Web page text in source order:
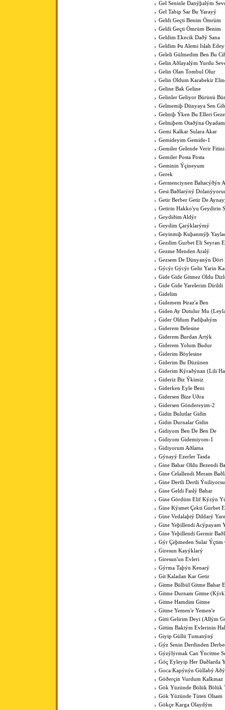
Gel Seninle Danýþalým
Gel Tabip Sar Bu Yarayý
Geldi Geçti Benim Ömrüm
Geldi Geçti Ömrüm Benim
Geldim Ekecik Daðý Sana
Geldim Þu Alemi Islah
Geleli Gülmedim Ben Bu
Gelin Aðlayalým Yurdu
Gelin Olan Tombul Olur
Gelin Oldum Karabekir
Geline Bak Geline
Gelinler Geliyor Bürünü
Gelmemiþ Dünyaya Sen
Gelmiþ Ýken Bu Elleri
Gelmiþem Otaðýna
Gemi Kalkar Sulara Akar
Gemideyim Gemide-1
Gemiler Gelende Verir Fitini
Gemiler Posta Posta
Geminin Ýçineyum
Gerek
Germenciynen Baltacýðýn
Gesi Baðlarýný
Getir Berber Getir De
Getirin Hakko'yu Geydirin
Geydiðim Aldýr
Geydim Çarýklarýmý
Geyinmiþ Kuþanmýþ
Gezdim Gurbet Eli Seyran
Gezme Menden Aralý
Gezsem De Dünyanýn Dört
Gýcýr Gýcýr Gelir Yarin
Gide Gide Gitmez Oldu
Gide Gide Yarelerim Dirildi
Gidelim
Gidemem Þiraz'a Ben
Giden Ay Dutulur Mu
Gider Oldum Padiþahým
Giderem Belesine
Giderem Burdan Artýk
Giderem Yolum Budur
Giderim Böylesine
Giderim Bu Düzünen
Giderim Kýraðýnan (Lili
Gideriz Biz Ýkimiz
Giderken Eyle Beni
Gidersen Bize Uðra
Gidersen Göndereyim-2
Gidin Bulutlar Gidin
Gidin Durnalar Gidin
Gidiyom Ben De Ben De
Gidiyom Gidemiyom-1
Gidiyorum Aðlama
Gýnayý Ezerler Tasda
Gine Bahar Oldu Bezendi
Gine Celallendi Meram
Gine Dertli Dertli
Gine Geldi Faslý Bahar
Gine Gördüm Elif Kýzýn
Gine Kýsmet Çekti Gurbet
Gine Vedalaþtý Dildarý
Gine Yeþillendi Acýpayam
Gine Yeþillendi Germir
Gýr Çeþmeden Sular Ýçtim
Giresun Kayýklarý
Giresun'un Evleri
Gýrma Taþýn Kenarý
Git Kaladan Kar Getir
Gitme Bülbül Gitme Bahar
Gitme Durnam Gitme
Gitme Hamdim Gitme
Gitme Yemen'e Yemen'e
Gitti Gelirim Deyi (Allým
Gittim Baktým Evlerinin
Giyip Güllü Tumanýný
Gýz Senin Derdinden
Gýzýlýrmak Can Ýncitme
Göç Eyleyip Her Daðlarda
Goca Kapýnýn Güllabý
Göðerçin Vurdum Kalkmaz
Gök Yüzünde Bölük Bölük
Gök Yüzünde Tüten Olsam
Gökçe Karga Olaydým